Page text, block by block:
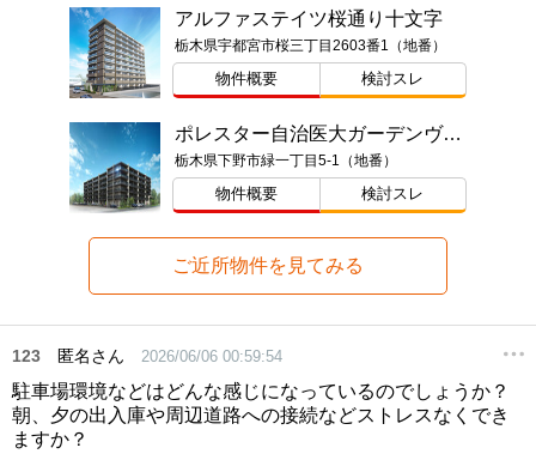
アルファステイツ桜通り十文字
栃木県宇都宮市桜三丁目2603番1（地番）
物件概要 検討スレ
ポレスター自治医大ガーデンヴィラ
栃木県下野市緑一丁目5-1（地番）
物件概要 検討スレ
ご近所物件を見てみる
123 匿名さん 2026/06/06 00:59:54
駐車場環境などはどんな感じになっているのでしょうか？
朝、夕の出入庫や周辺道路への接続などストレスなくでき
ますか？